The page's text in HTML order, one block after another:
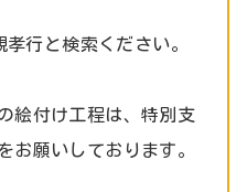
行と検索ください。
絵付け工程は、特別支
お願いしております。